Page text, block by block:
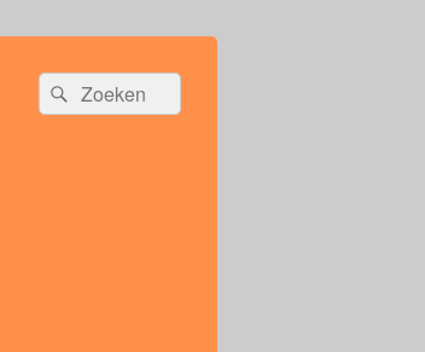
Zoeken
naar:
Zoeken